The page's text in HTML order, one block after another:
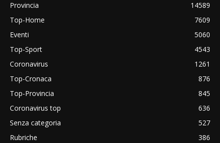
Provincia
14589
Top-Home
7609
Eventi
5060
Top-Sport
4543
Coronavirus
1261
Top-Cronaca
876
Top-Provincia
845
Coronavirus top
636
Senza categoria
527
Rubriche
386